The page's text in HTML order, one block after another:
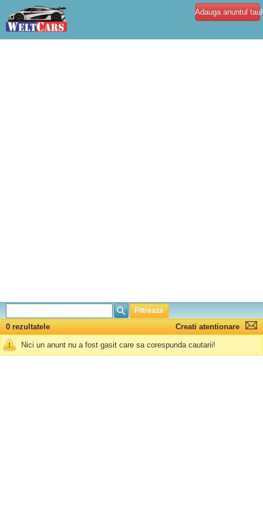
Adauga anuntul tau!
Filtreaza
0 rezultatele Creati atentionare
Nici un anunt nu a fost gasit care sa corespunda cautarii!